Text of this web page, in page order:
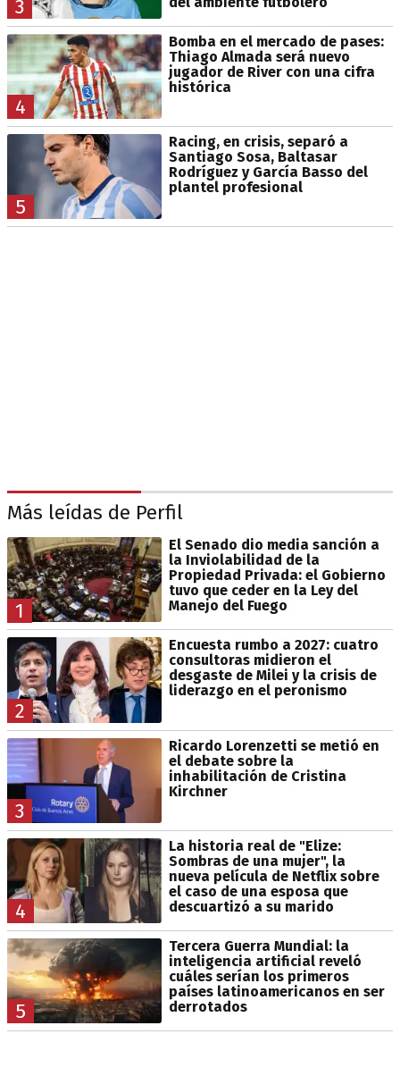
3
4
Bomba en el mercado de pases:
Thiago Almada será nuevo
jugador de River con una cifra
histórica
5
Racing, en crisis, separó a
Santiago Sosa, Baltasar
Rodríguez y García Basso del
plantel profesional
Más leídas de Perfil
1
El Senado dio media sanción a
la Inviolabilidad de la
Propiedad Privada: el Gobierno
tuvo que ceder en la Ley del
Manejo del Fuego
2
Encuesta rumbo a 2027: cuatro
consultoras midieron el
desgaste de Milei y la crisis de
liderazgo en el peronismo
3
Ricardo Lorenzetti se metió en
el debate sobre la
inhabilitación de Cristina
Kirchner
4
La historia real de "Elize:
Sombras de una mujer", la
nueva película de Netflix sobre
el caso de una esposa que
descuartizó a su marido
5
Tercera Guerra Mundial: la
inteligencia artificial reveló
cuáles serían los primeros
países latinoamericanos en ser
derrotados